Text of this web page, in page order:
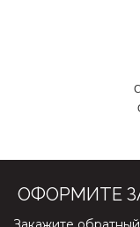
ОФОРМИТЕ